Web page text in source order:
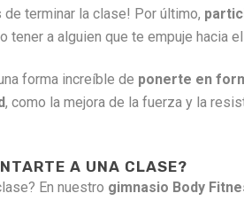
terminar la clase! Por último,
tener a alguien que te empuje hacia
forma increíble de ponerte en
, como la mejora de la fuerza y la
A UNA CLASE?
En nuestro gimnasio Body